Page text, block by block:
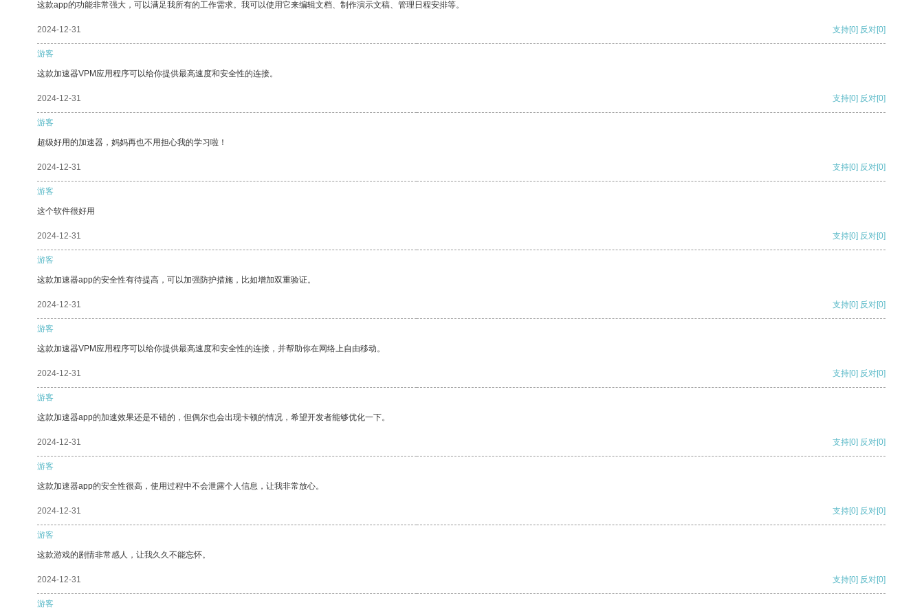
这款app的功能非常强大，可以满足我所有的工作需求。我可以使用它来编辑文档、制作演示文稿、管理日程安排等。
2024-12-31 支持[0] 反对[0]
游客
这款加速器VPM应用程序可以给你提供最高速度和安全性的连接。
2024-12-31 支持[0] 反对[0]
游客
超级好用的加速器，妈妈再也不用担心我的学习啦！
2024-12-31 支持[0] 反对[0]
游客
这个软件很好用
2024-12-31 支持[0] 反对[0]
游客
这款加速器app的安全性有待提高，可以加强防护措施，比如增加双重验证。
2024-12-31 支持[0] 反对[0]
游客
这款加速器VPM应用程序可以给你提供最高速度和安全性的连接，并帮助你在网络上自由移动。
2024-12-31 支持[0] 反对[0]
游客
这款加速器app的加速效果还是不错的，但偶尔也会出现卡顿的情况，希望开发者能够优化一下。
2024-12-31 支持[0] 反对[0]
游客
这款加速器app的安全性很高，使用过程中不会泄露个人信息，让我非常放心。
2024-12-31 支持[0] 反对[0]
游客
这款游戏的剧情非常感人，让我久久不能忘怀。
2024-12-31 支持[0] 反对[0]
游客